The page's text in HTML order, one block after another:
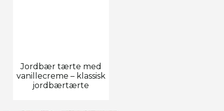
Jordbær tærte med
vanillecreme – klassisk
jordbærtærte